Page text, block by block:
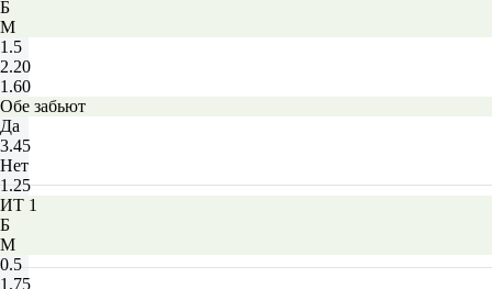
Б
М
1.5
2.20
1.60
Обе забьют
Да
3.45
Нет
1.25
ИТ 1
Б
М
0.5
1.75